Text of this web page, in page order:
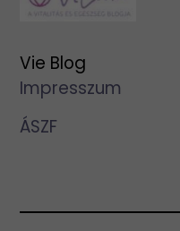
Vie Blog
Impresszum
ÁSZF